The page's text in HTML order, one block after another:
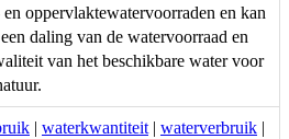
oppervlaktewatervoorraden en kan
daling van de watervoorraad en
van het beschikbare water voor
| waterkwantiteit | waterverbruik |